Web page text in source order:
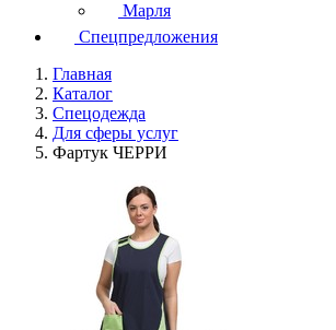
Марля
Спецпредложения
Главная
Каталог
Спецодежда
Для сферы услуг
Фартук ЧЕРРИ